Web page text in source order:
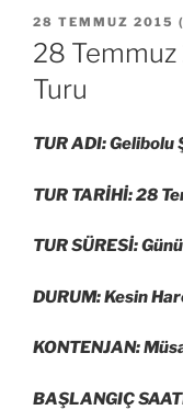
YAYIM
TARIHI
28 TEMMUZ 2015 (
28
Turu
TUR ADI: Gelibolu
TUR TARİHİ: 28
TUR SÜRESİ:
DURUM: Kesin
KONTENJAN:
BAŞLANGIÇ